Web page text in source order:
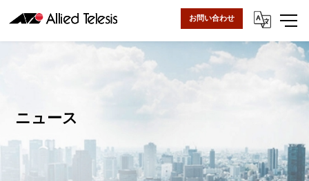
お問い合わせ
ニュース